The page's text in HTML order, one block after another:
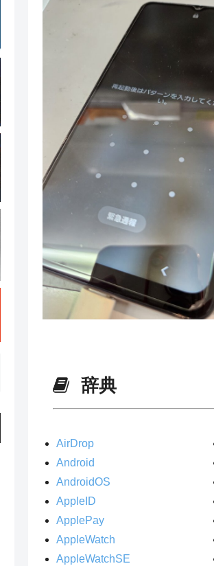
辞典
AirDrop
Android
AndroidOS
AppleID
ApplePay
AppleWatch
AppleWatchSE